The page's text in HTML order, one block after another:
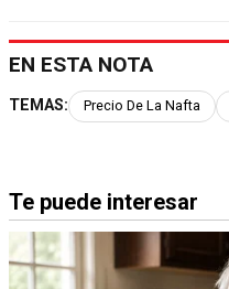
EN ESTA NOTA
TEMAS: Precio De La Nafta